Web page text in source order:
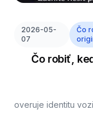
2026-05-
07
Čo
Čo robiť,
overuje identitu